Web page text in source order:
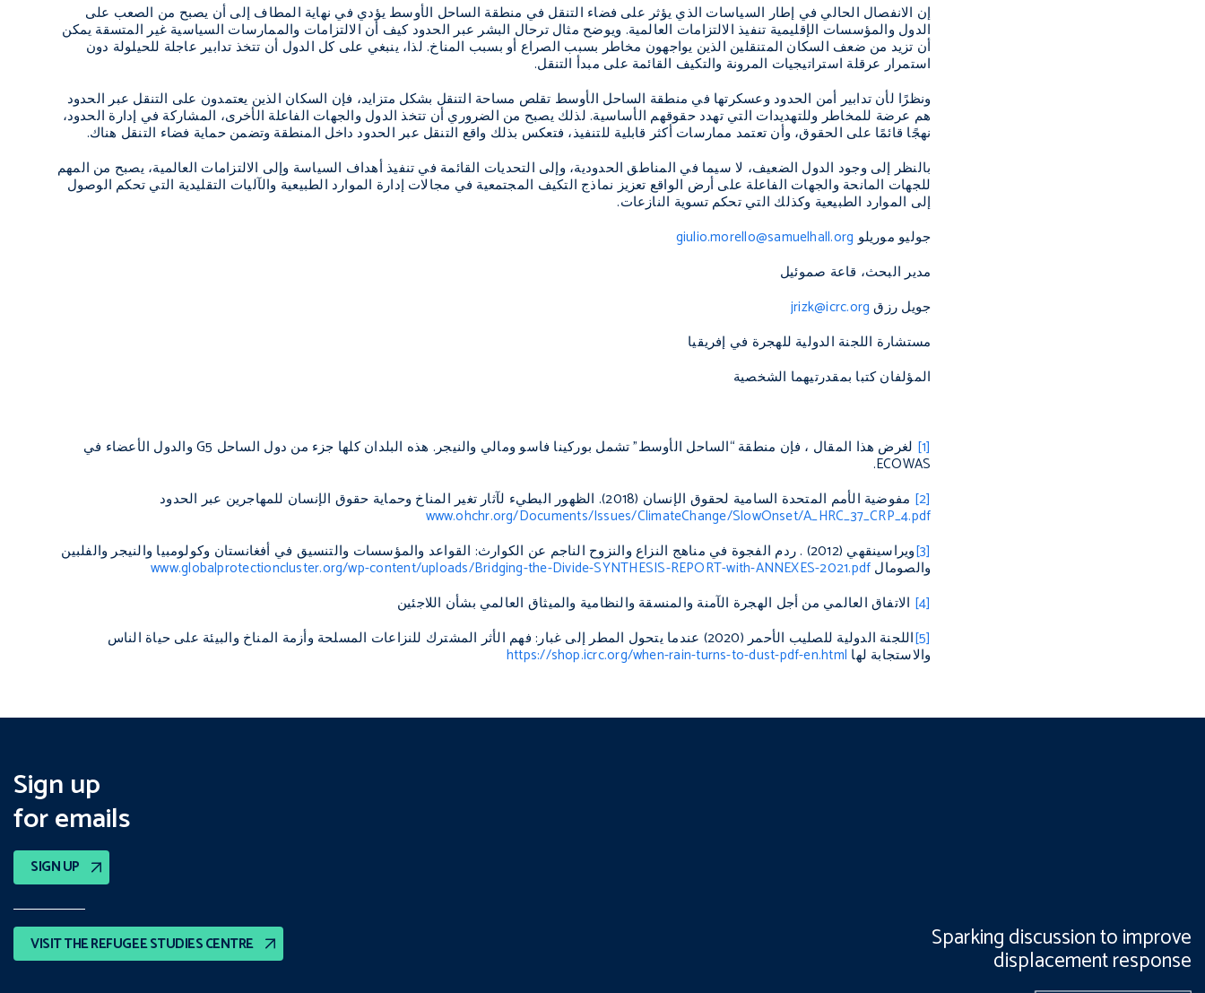
إن الانفصال الحالي في إطار السياسات الذي يؤثر على فضاء التنقل في منطقة الساحل الأوسط يؤدي في نهاية المطاف إلى أن يصبح من الصعب على
الدول والمؤسسات الإقليمية تنفيذ الالتزامات العالمية. ويوضح مثال ترحال البشر عبر الحدود كيف أن الالتزامات والممارسات السياسية غير المتسقة يمكن
أن تزيد من ضعف السكان المتنقلين الذين يواجهون مخاطر بسبب الصراع أو بسبب المناخ. لذا، ينبغي على كل الدول أن تتخذ تدابير عاجلة للحيلولة دون
استمرار عرقلة استراتيجيات المرونة والتكيف القائمة على مبدأ التنقل.
ونظرًا لأن تدابير أمن الحدود وعسكرتها في منطقة الساحل الأوسط تقلص مساحة التنقل بشكل متزايد، فإن السكان الذين يعتمدون على التنقل عبر الحدود
هم عرضة للمخاطر وللتهديدات التي تهدد حقوقهم الأساسية. لذلك يصبح من الضروري أن تتخذ الدول والجهات الفاعلة الأخرى، المشاركة في إدارة الحدود،
نهجًا قائمًا على الحقوق، وأن تعتمد ممارسات أكثر قابلية للتنفيذ، فتعكس بذلك واقع التنقل عبر الحدود داخل المنطقة وتضمن حماية فضاء التنقل هناك.
بالنظر إلى وجود الدول الضعيف، لا سيما في المناطق الحدودية، وإلى التحديات القائمة في تنفيذ أهداف السياسة وإلى الالتزامات العالمية، يصبح من المهم
للجهات المانحة والجهات الفاعلة على أرض الواقع تعزيز نماذج التكيف المجتمعية في مجالات إدارة الموارد الطبيعية والآليات التقليدية التي تحكم الوصول
إلى الموارد الطبيعية وكذلك التي تحكم تسوية النازعات.
جوليو موريلو giulio.morello@samuelhall.org
مدير البحث، قاعة صموئيل
جويل رزق jrizk@icrc.org
مستشارة اللجنة الدولية للهجرة في إفريقيا
المؤلفان كتبا بمقدرتيهما الشخصية
[1] لغرض هذا المقال ، فإن منطقة “الساحل الأوسط” تشمل بوركينا فاسو ومالي والنيجر. هذه البلدان كلها جزء من دول الساحل G5والدول الأعضاء في
ECOWAS
.
[2] مفوضية الأمم المتحدة السامية لحقوق الإنسان (2018). الظهور البطيء لآثار تغير المناخ وحماية حقوق الإنسان للمهاجرين عبر الحدود
www.ohchr.org/Documents/Issues/ClimateChange/SlowOnset/A_HRC_37_CRP_4.pdf
[3]
ويراسينقهي (2012) . ردم الفجوة في مناهج النزاع والنزوح الناجم عن الكوارث: القواعد والمؤسسات والتنسيق في أفغانستان وكولومبيا والنيجر والفلبين
والصومال www.globalprotectioncluster.org/wp-content/uploads/Bridging-the-Divide-SYNTHESIS-REPORT-with-ANNEXES-2021.pdf
[4] الاتفاق العالمي من أجل الهجرة الآمنة والمنسقة والنظامية والميثاق العالمي بشأن اللاجئين
[5]
اللجنة الدولية للصليب الأحمر (2020) عندما يتحول المطر إلى غبار: فهم الأثر المشترك للنزاعات المسلحة وأزمة المناخ والبيئة على حياة الناس
والاستجابة لها https://shop.icrc.org/when-rain-turns-to-dust-pdf-en.html
Sign up
for emails
SIGN UP
VISIT THE REFUGEE STUDIES CENTRE Sparking discussion to improve
displacement response